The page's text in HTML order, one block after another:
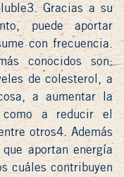
Gracias a su
puede aportar
con frecuencia.
conocidos son:
de colesterol, a
a aumentar la
como a reducir el
otros4. Además
aportan energía
cuáles contribuyen